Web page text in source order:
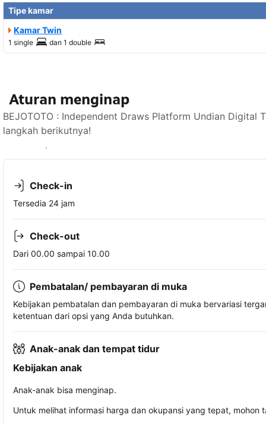
Tipe kamar
Kamar Twin
1 single dan 1 double
Aturan menginap
BEJOTOTO : Independent Draws Platform Undian Digital
langkah berikutnya!
Lihat ketersediaan
Check-in
Tersedia 24 jam
Check-out
Dari 00.00 sampai 10.00
Pembatalan/ pembayaran di muka
Kebijakan pembatalan dan pembayaran di muka bervariasi
ketentuan dari opsi yang Anda butuhkan.
Anak-anak dan tempat tidur
Kebijakan anak
Anak-anak bisa menginap.
Untuk melihat informasi harga dan okupansi yang tepat,